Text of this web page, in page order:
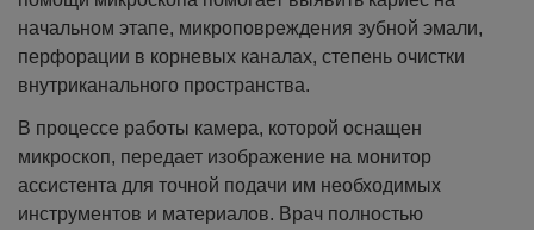
начальном этапе, микроповреждения зубной эмали,
перфорации в корневых каналах, степень очистки
внутриканального пространства.
В процессе работы камера, которой оснащен
микроскоп, передает изображение на монитор
ассистента для точной подачи им необходимых
инструментов и материалов. Врач полностью